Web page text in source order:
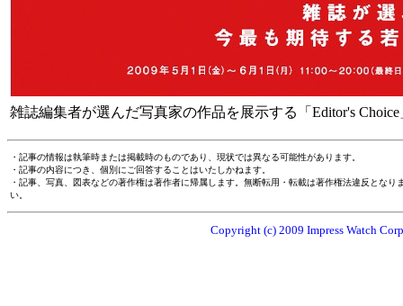
雑誌編集者が選んだ写真家の作品を展示する「Editor's Choice
・記事の情報は執筆時または掲載時のものであり、現状では異なる可能性があります。
・記事の内容につき、個別にご回答することはいたしかねます。
・記事、写真、図表などの著作権は著作者に帰属します。無断転用・転載は著作権法違反とな
い。
Copyright (c) 2009 Impress Watch